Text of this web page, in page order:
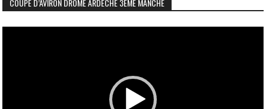
COUPE D’AVIRON DRÔME ARDÈCHE 3ÈME MANCHE